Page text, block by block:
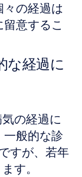
の経過は
意するこ
な経過に
の経過に
般的な診
すが、若年
す。